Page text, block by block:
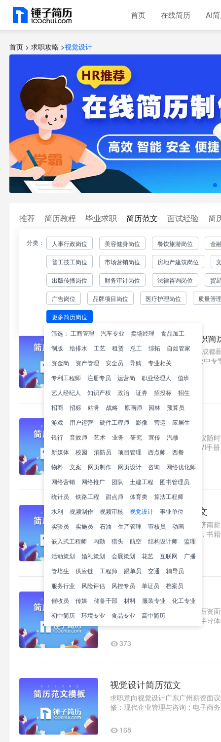
首页 在线简历 AI
首页 > 求职攻略 >视觉设计
推荐 简历教程 毕业求职 简历范文
分类： 人事行政岗位 美容健身岗位 餐饮旅游岗位 金
普工技工岗位 市场营销岗位 房地产建筑岗位
出版传播岗位 财务审计岗位 法律咨询岗位 贸
广告岗位 品牌项目岗位 医疗护理岗位 质量管
更多简历岗位
筛选： 工商管理 汽车专业 卖场经理
食品加工
制版
给排水 工艺 租赁 总工 综拓
自如管家
资金岗
资产管理 安全员 导购
专业相关
专利工程师
注册专员 运营岗 职业经理人
值班
艺人经纪人
知识产权 政治 证券 招投标
招生
招商
招标 站务 战略 原画师 园林
预算员
游戏
用户运营 硬件工程师 影像 营运
应届生
银行
音效师 艺术 业务 研究 宣传
汽修
新媒体
校园 消防员 项目管理 西点师
西餐
物料
文案 网页制作 网页设计 咨询
网络优化师
网络营销
网络推广 团队 土建工程
图书管理员
统计员
铁路工程 甜点师 体育类
算法工程师
水利
视频制作 视频审核 视觉设计
事业单位
实验员
实施员 石油 生产管理 审核员
动画
嵌入式工程师
内勤 猎头 航空 结构设计师
监理
活动策划
婚礼策划 会展策划 花艺 互联网
广播
管培生
供应链 工程师 跟单员 交通
辅导员
服务行业
风险评估 风控专员 单证员
档案员
催收员
传媒 储备干部 材料 服装专业
化工专业
初中简历
环境专业 食品专业 高中简历
面试经验 简
GUI视觉设计个人简历
基本信息姓名：锤子简历年龄：25
12345678910邮箱：
求：面议入职时间：立即教育背景
112
摄影师摄影助理个人求职简
求职意向摄影师/摄影助理四川成
2007—2009成都礼仪职业学校中专
170
视觉设计简历范文样本
求职意向视觉设计北京薪资面议随
了标志设计、网页设计，以及VI手
Flash、3DMax工作经验2020.x-..1
176
视觉传达设计师简历范文
求职意向视觉传达设计师山东济南
计品牌设计，广告设计，摄影，
省高平市田卫东美术培训中心..1
188
视觉工程师简历范文
求职意向视觉工程师广东深圳薪资
课程：数字电路，模拟电路，半导
373
视觉设计简历范文
求职意向视觉设计广东广州薪资面
修：现代企业管理与咨询；电子商
168